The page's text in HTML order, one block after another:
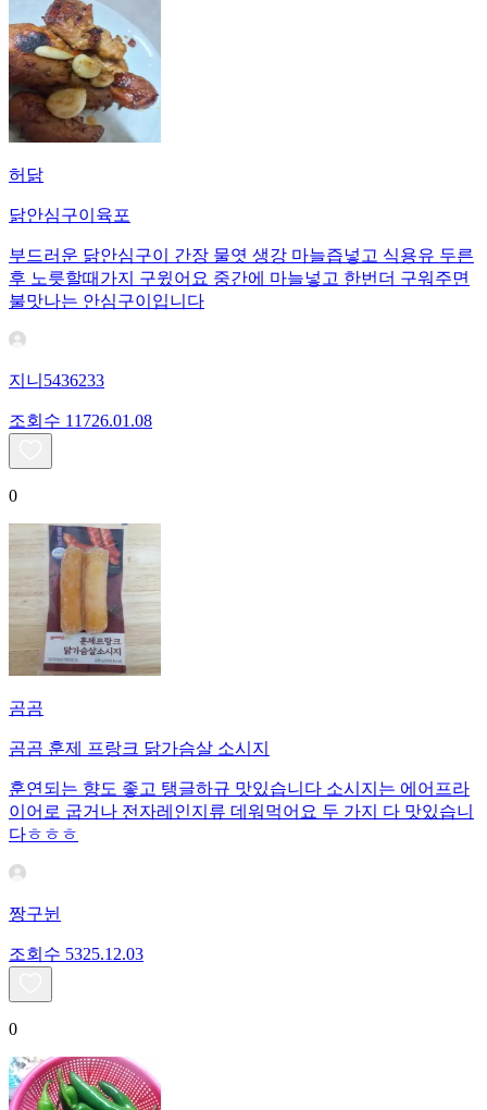
허닭
닭안심구이육포
부드러운 닭안심구이 간장 물엿 생강 마늘즙넣고 식용유 두른
후 노릇할때가지 구윘어요 중간에 마늘넣고 한번더 구워주면
불맛나는 안심구이입니다
지니5436233
조회수 11726.01.08
0
곰곰
곰곰 훈제 프랑크 닭가슴살 소시지
훈연되는 향도 좋고 탱글하규 맛있습니다 소시지는 에어프라
이어로 굽거나 전자레인지류 데워먹어요 두 가지 다 맛있습니
다ㅎㅎㅎ
짱구뉜
조회수 5325.12.03
0